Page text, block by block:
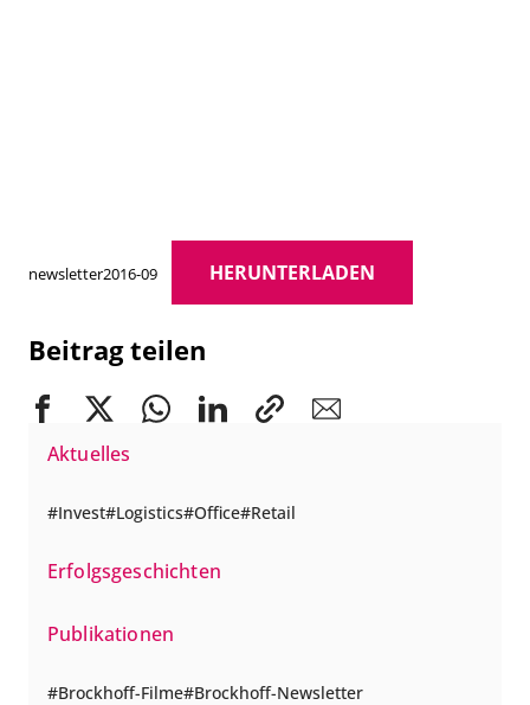
Aktuelles
Invest Logistics Office Retail
Erfolgsgeschichten
Publikationen
Brockhoff-Filme Brockhoff-Newsletter
newsletter2016-09 HERUNTERLADEN
Beitrag teilen